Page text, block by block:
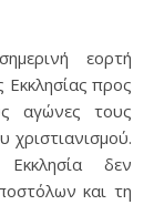
εορτή
Εκκλησίας προς
αγώνες τους
χριστιανισμού.
δεν
και τη